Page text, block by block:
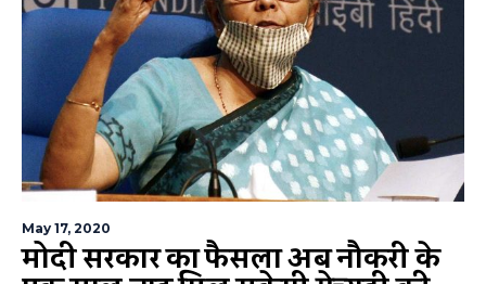
May 17, 2020
मोदी सरकार का फैसला अब नौकरी के